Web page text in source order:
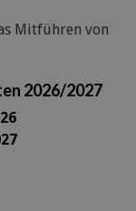
Mitführen von
2026/2027